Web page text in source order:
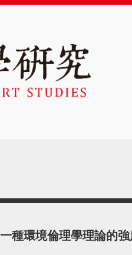
一種環境倫理學理論的